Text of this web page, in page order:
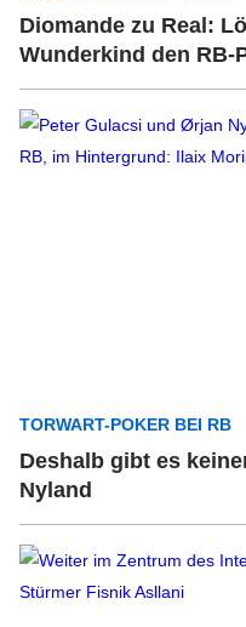
Diomande zu Real:
Wunderkind den RB-
TORWART-POKER BEI RB
Deshalb gibt es
Nyland